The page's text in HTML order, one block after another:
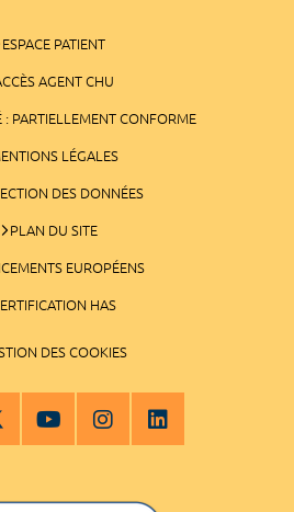
ESPACE PATIENT
AGENT CHU
: PARTIELLEMENT CONFORME
LÉGALES
DES DONNÉES
PLAN DU SITE
EUROPÉENS
HAS
DES COOKIES